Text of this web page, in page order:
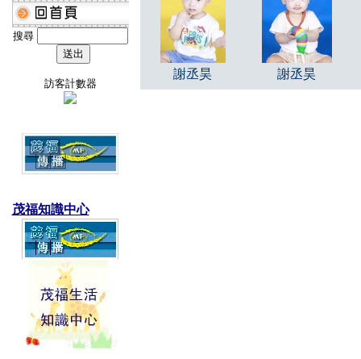
搜尋
訪客計數器
茂福知識中心
謝丞昊 謝丞昊